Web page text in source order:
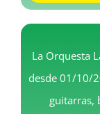
La Orquesta
desde 01/10/
guitarras,